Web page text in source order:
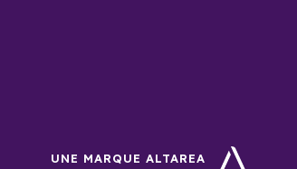
UNE MARQUE ALTAREA